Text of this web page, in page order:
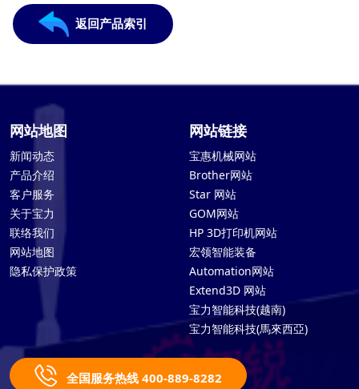
返回产品索引
网站地图
新闻动态
产品介绍
客户服务
关于宝力
联络我们
网站地图
隐私保护政策
网站链接
宝惠机械网站
Brother网站
Star 网站
GOM网站
HP 3D打印机网站
宏领智能装备
Automation网站
Extend3D 网站
宝力智能科技(越南)
宝力智能科技(馬來西亞)
全国服务热线 400-889-8282